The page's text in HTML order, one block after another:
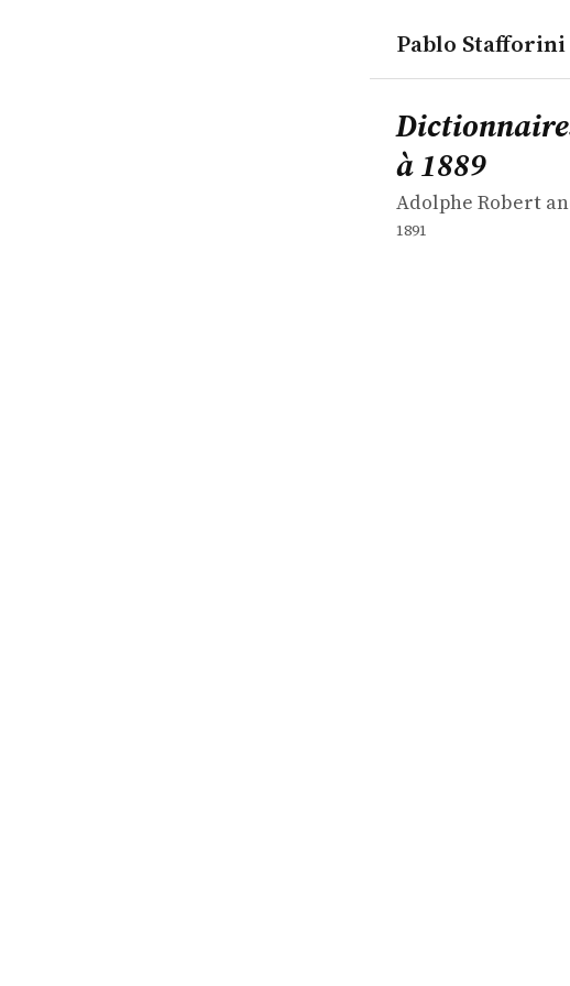
Pablo Stafforini
works
Adolphe Robert
Dictionnaires des
book
à 1889
Adolphe Robert
1891